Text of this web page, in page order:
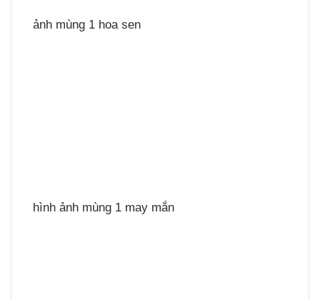
ảnh mùng 1 hoa sen
hình ảnh mùng 1 may mắn